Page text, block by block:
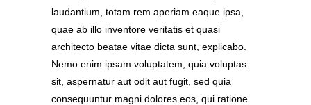
laudantium, totam rem aperiam eaque ipsa,
quae ab illo inventore veritatis et quasi
architecto beatae vitae dicta sunt, explicabo.
Nemo enim ipsam voluptatem, quia voluptas
sit, aspernatur aut odit aut fugit, sed quia
consequuntur magni dolores eos, qui ratione